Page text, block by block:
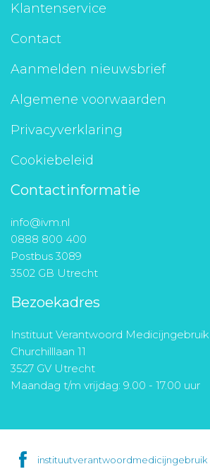
Klantenservice
Contact
Aanmelden nieuwsbrief
Algemene voorwaarden
Privacyverklaring
Cookiebeleid
Contactinformatie
info@ivm.nl
0888 800 400
Postbus 3089
3502 GB Utrecht
Bezoekadres
Instituut Verantwoord Medicijngebruik
Churchilllaan 11
3527 GV Utrecht
Maandag t/m vrijdag: 9.00 - 17.00 uur
instituutverantwoordmedicijngebruik